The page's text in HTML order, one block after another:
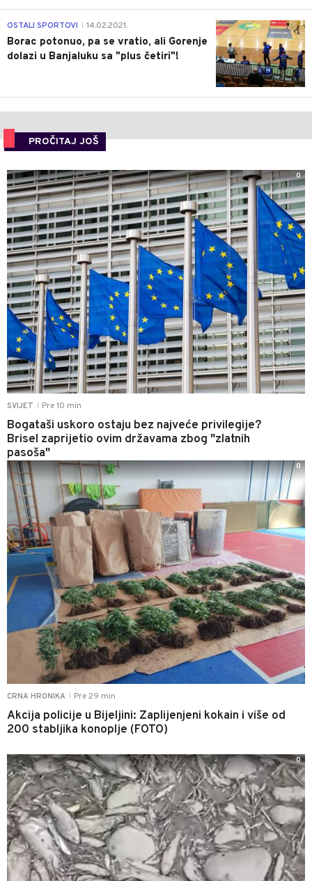
3
OSTALI SPORTOVI 14.02.2021.
Borac potonuo, pa se vratio, ali Gorenje
dolazi u Banjaluku sa "plus četiri"!
PROČITAJ JOŠ
SVIJET Pre 10 min
Bogataši uskoro ostaju bez najveće privilegije?
Brisel zaprijetio ovim državama zbog "zlatnih
pasoša"
0
CRNA HRONIKA Pre 29 min
Akcija policije u Bijeljini: Zaplijenjeni kokain i više od
200 stabljika konoplje (FOTO)
0
0